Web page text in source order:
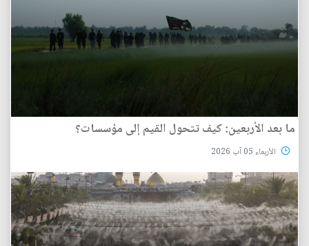
ما بعد الأربعين: كيف تتحول القيم إلى مؤسسات؟
الأربعاء 05 آب 2026